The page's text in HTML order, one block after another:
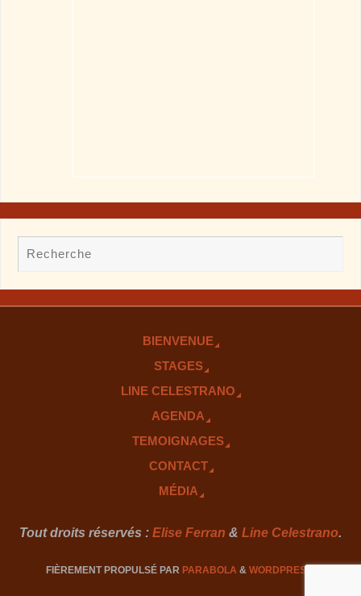
BIENVENUE
STAGES
LINE CELESTRANO
AGENDA
TEMOIGNAGES
CONTACT
MÉDIA
Tout droits réservés : Elise Ferran & Line Celestrano.
FIÈREMENT PROPULSÉ PAR PARABOLA & WORDPRESS.